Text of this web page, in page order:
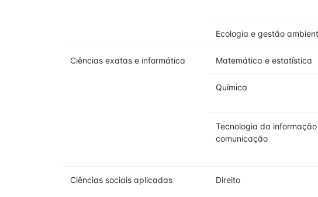
Ecologia e gestão
Ciências exatas e informática Matemática e estatística
Química
Tecnologia da
comunicação
Ciências sociais aplicadas Direito